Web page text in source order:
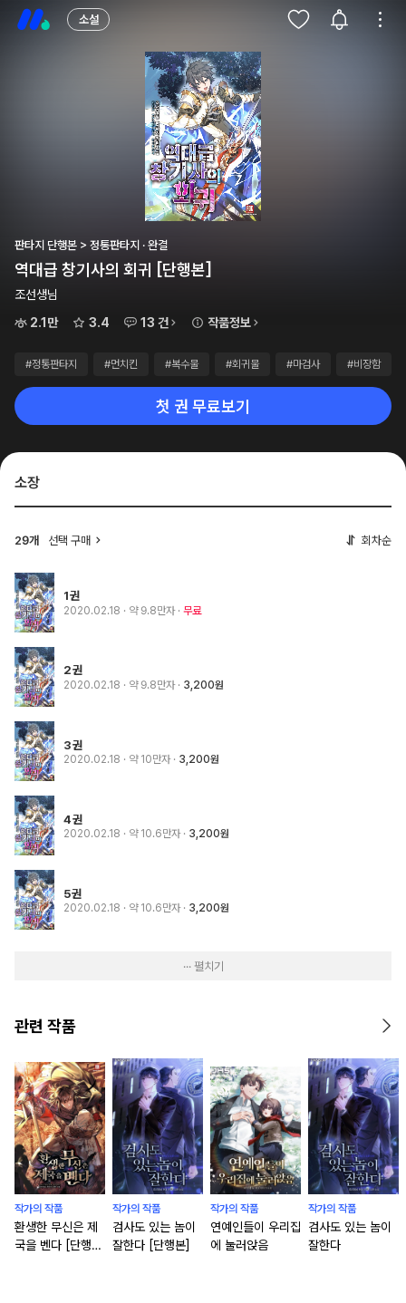
소설
판타지 단행본 > 정통판타지 · 완결
역대급 창기사의 회귀 [단행본]
조선생님
2.1만
3.4 13 건 작품정보
#정통판타지 #먼치킨 #복수물 #회귀물 #마검사 #비장함
첫 권 무료보기
소장
29개 선택 구매 회차순
1권
2020.02.18 · 약 9.8만자 무료
2권
2020.02.18 · 약 9.8만자 3,200원
3권
2020.02.18 · 약 10만자 3,200원
4권
2020.02.18 · 약 10.6만자 3,200원
5권
2020.02.18 · 약 10.6만자 3,200원
··· 펼치기
관련 작품
작가의 작품
환생한 무신은 제
국을 벤다 [단행
작가의 작품
검사도 있는 놈이
잘한다 [단행본]
작가의 작품
연예인들이 우리집
에 눌러앉음
작가의 작품
검사도 있는 놈이
잘한다